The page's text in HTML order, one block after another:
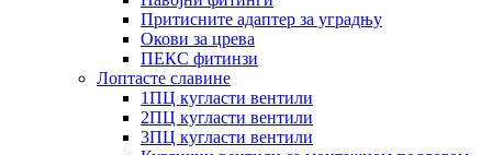
Притисните адаптер за уградњу
Окови за црева
ПЕКС фитинзи
Лоптасте славине
1ПЦ кугласти вентили
2ПЦ кугласти вентили
3ПЦ кугласти вентили